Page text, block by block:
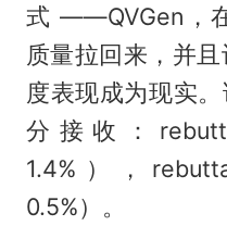
式 ——QVGen，
质量拉回来，并
度表现成为现实
分接收：
1.4%），
0.5%）。